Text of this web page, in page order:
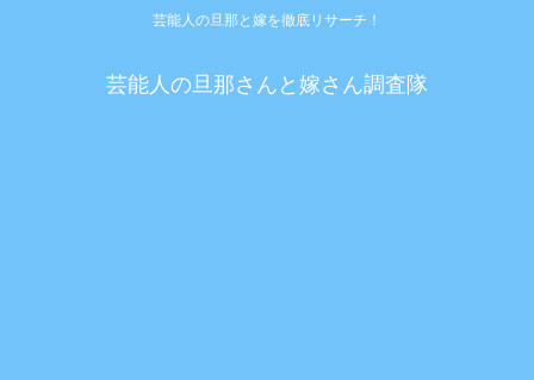
芸能人の旦那と嫁を徹底リサーチ！
芸能人の旦那さんと嫁さん調査隊